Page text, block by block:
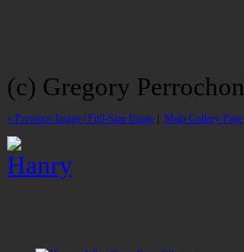
(c) Gregory Perrochon
« Previous Image | Full-Size Image Main Gallery Page